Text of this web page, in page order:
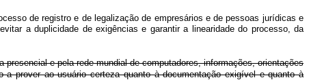
de registro e de legalização de empresários e de pessoas jurídicas e
a duplicidade de exigências e garantir a linearidade do processo, da
e pela rede mundial de computadores, informações, orientações
prover ao usuário certeza quanto à documentação exigível e quanto à